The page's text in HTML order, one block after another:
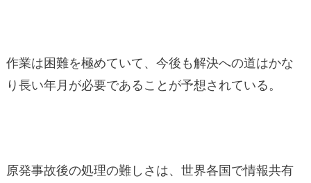
作業は困難を極めていて、今後も解決への道はかな
り長い年月が必要であることが予想されている。
原発事故後の処理の難しさは、世界各国で情報共有